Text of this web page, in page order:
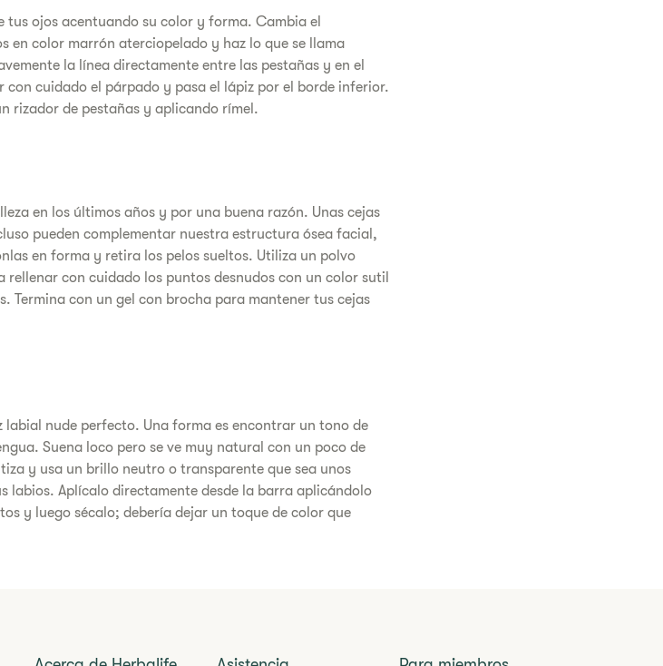
ojos acentuando su color y forma. Cambia el
en color marrón aterciopelado y haz lo que se llama
la línea directamente entre las pestañas y en el
cuidado el párpado y pasa el lápiz por el borde inferior.
rizador de pestañas y aplicando rímel.
en los últimos años y por una buena razón. Unas cejas
pueden complementar nuestra estructura ósea facial,
en forma y retira los pelos sueltos. Utiliza un polvo
con cuidado los puntos desnudos con un color sutil
Termina con un gel con brocha para mantener tus cejas
nude perfecto. Una forma es encontrar un tono de
Suena loco pero se ve muy natural con un poco de
y usa un brillo neutro o transparente que sea unos
labios. Aplícalo directamente desde la barra aplicándolo
y luego sécalo; debería dejar un toque de color que